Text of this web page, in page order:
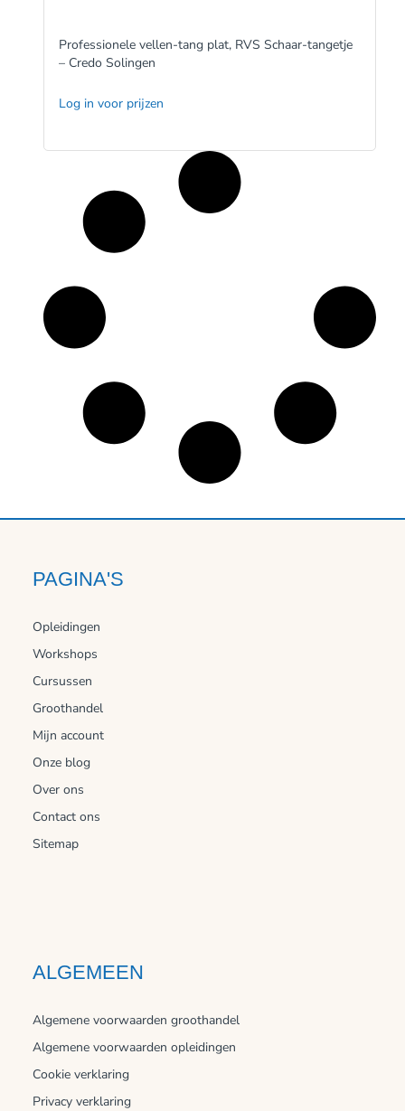
Professionele vellen-tang plat, RVS Schaar-tangetje
– Credo Solingen
Log in voor prijzen
PAGINA'S
Opleidingen
Workshops
Cursussen
Groothandel
Mijn account
Onze blog
Over ons
Contact ons
Sitemap
ALGEMEEN
Algemene voorwaarden groothandel
Algemene voorwaarden opleidingen
Cookie verklaring
Privacy verklaring